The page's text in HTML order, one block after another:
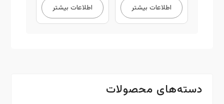
اطلاعات بیشتر 3.67
از 5
اطلاعات بیشتر
دسته‌های محصولات